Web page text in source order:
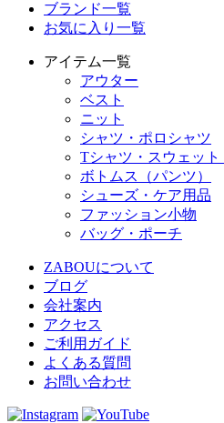
ブランド一覧
お気に入り一覧
アイテム一覧
アウター
ベスト
ニット
シャツ・ポロシャツ
Tシャツ・スウェッ
ボトムス（パンツ）
シューズ・ケア用品
ファッション小物
バッグ・ポーチ
ZABOUについて
ブログ
会社案内
アクセス
ご利用ガイド
よくある質問
お問い合わせ